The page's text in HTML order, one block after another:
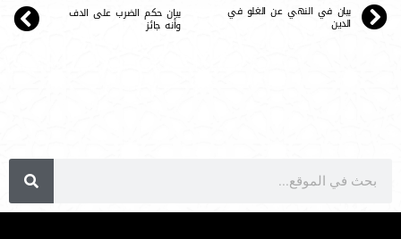
بيان في النهي عن الغلو في
الدين
بيان حكم الضرب على الدف
وأنه جائز